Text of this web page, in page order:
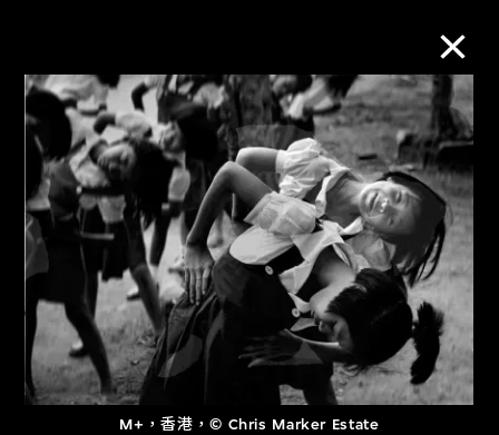
M+，香港，© Chris Marker Estate
M+藏品
進一步篩選 搜索
關於M+藏品
探索世界頂級的二十及二十一世紀視覺